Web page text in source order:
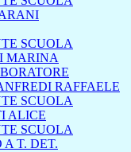
SCUOLA
MARINA
RAFFAELE
SCUOLA
ALICE
SCUOLA
T. DET.